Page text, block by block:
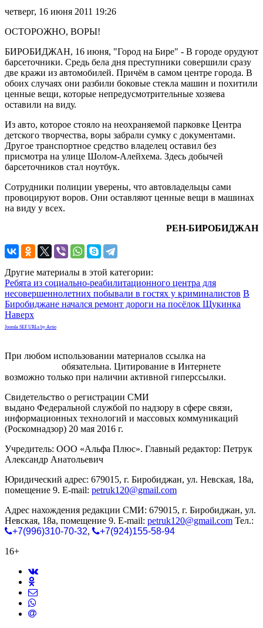
орудуют
барсеточники
четверг, 16 июня 2011 19:26
ОСТОРОЖНО, ВОРЫ!
БИРОБИДЖАН, 16 июня, "Город на Бире" - В городе орудуют
барсеточники. Средь бела дня преступники совершили сразу
две кражи из автомобилей. Причём в самом центре города. В
обоих случаях они разбили боковые стекла машин и похитили
ценные вещи, которые непредусмотрительные хозяева
оставили на виду.
Из авто, которое стояло на неохраняемой парковке Центра
детского творчества, воры забрали сумку с документами.
Другое транспортное средство владелец оставил без
присмотра на улице Шолом-Алейхема. Здесь добычей
барсеточников стал ноутбук.
Сотрудники полиции уверены, что автовладельцы сами
провоцируют воров. Они оставляют ценные вещи в машинах
на виду у всех.
РЕН-БИРОБИДЖАН
Другие материалы в этой категории:
Ребята из социально-реабилитационного центра для
несовершеннолетних побывали в гостях у криминалистов В
Биробиджане начался ремонт дороги на посёлок Щукинка
Наверх
Joomla SEF URLs by Artio
При любом использовании материалов ссылка на
обязательна. Цитирование в Интернете
возможно только при наличии активной гиперссылки.
Свидетельство о регистрации СМИ
выдано Федеральной службой по надзору в сфере связи,
информационных технологий и массовых коммуникаций
(Роскомнадзор) 20 мая 2016 г.
Учредитель: ООО «Альфа Плюс». Главный редактор: Петрук
Александр Анатольевич
Юридический адрес: 679015, г. Биробиджан, ул. Невская, 18а,
помещение 9. E-mail: petruk120@gmail.com
Адрес нахождения редакции СМИ: 679015, г. Биробиджан, ул.
Невская, 18а, помещение 9. E-mail: petruk120@gmail.com Тел.:
+7(996)310-70-32,
+7(924)155-58-94
16+